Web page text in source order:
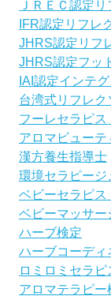
ＪＲＥＣ認定
IFR認定リフレ
JHRS認定リフ
JHRS認定フッ
IAI認定インテ
台湾式リフレク
フーレセラピス
アロマビューテ
漢方養生指導士
環境セラピージ
ベビーセラピス
ベビーマッサー
ハーブ検定
ハーブコーディ
ロミロミセラピ
アロマテラピー